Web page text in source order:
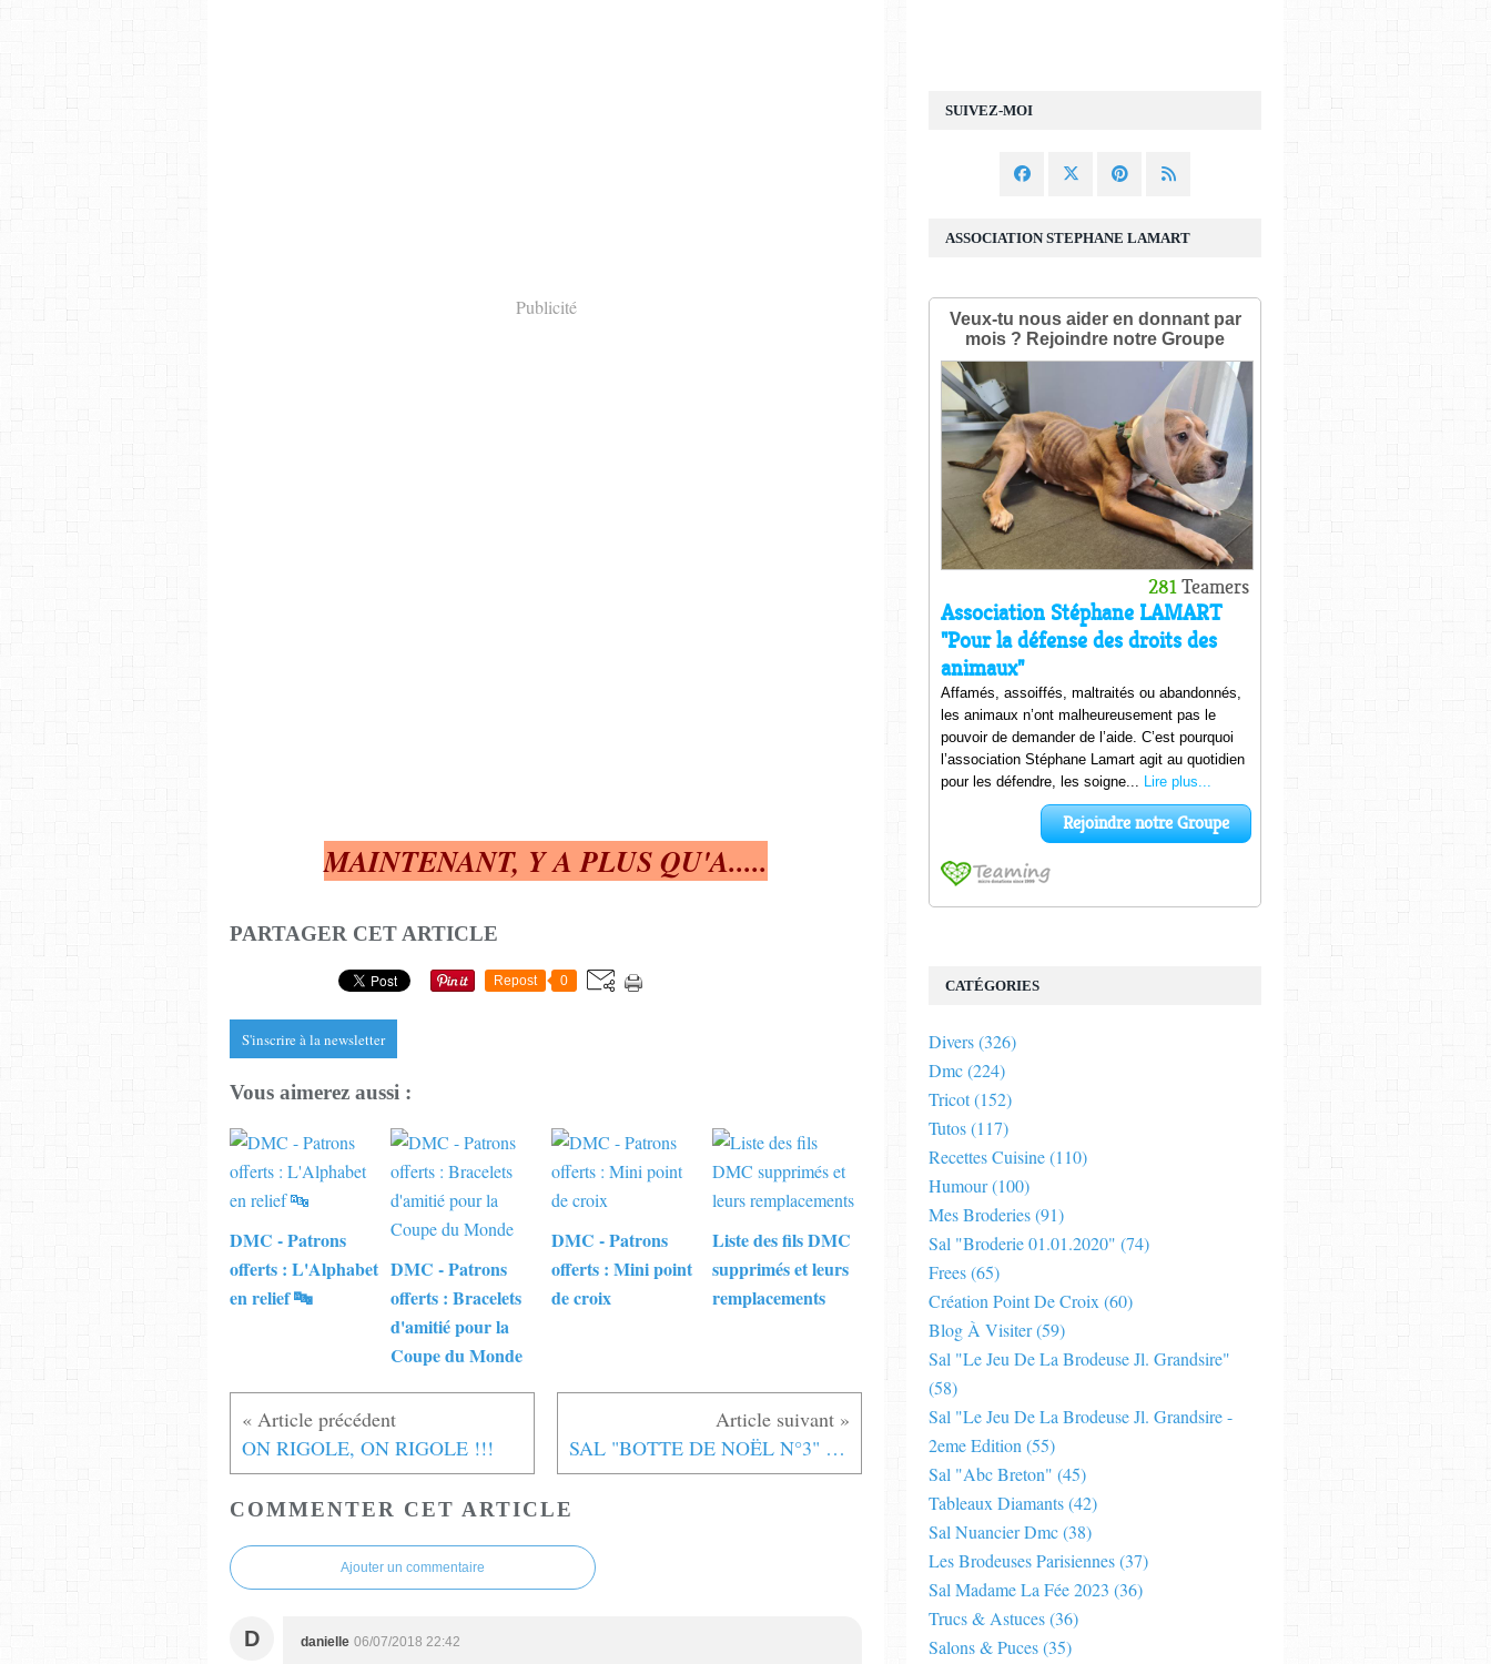
Publicité
MAINTENANT, Y A PLUS QU'A.....
PARTAGER CET ARTICLE
Repost 0
S'inscrire à la newsletter
Vous aimerez aussi :
DMC - Patrons
offerts : L'Alphabet
en relief 🔤
DMC - Patrons
offerts : Bracelets
d'amitié pour la
Coupe du Monde
DMC - Patrons
offerts : Mini point
de croix
Liste des fils DMC
supprimés et leurs
remplacements
ON RIGOLE, ON RIGOLE !!! SAL "BOTTE DE NOËL N°3" - Liste des participantes
COMMENTER CET ARTICLE
Ajouter un commentaire
D danielle 06/07/2018 22:42
SUIVEZ-MOI
CATÉGORIES
Divers(326)
Dmc(224)
Tricot(152)
Tutos(117)
Recettes Cuisine(110)
Humour(100)
Mes Broderies(91)
Sal "broderie 01.01.2020" (74)
Frees(65)
Création Point De Croix (60)
Blog À Visiter(59)
Sal "le Jeu De La Brodeuse Jl. Grandsire"
(58)
Sal "le Jeu De La Brodeuse Jl. Grandsire -
2eme Edition (55)
Sal "abc Breton" (45)
Tableaux Diamants(42)
Sal Nuancier Dmc(38)
Les Brodeuses Parisiennes(37)
Sal Madame La Fée 2023 (36)
Trucs & Astuces(36)
Salons & Puces(35)
ASSOCIATION STEPHANE LAMART